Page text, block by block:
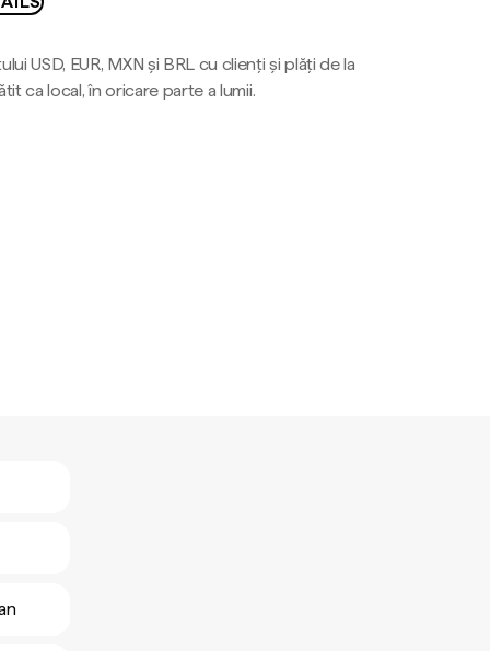
USD, EUR, MXN și BRL cu clienți și plăți de la
ca local, în oricare parte a lumii.